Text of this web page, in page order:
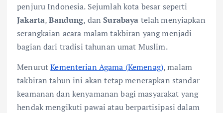
penjuru Indonesia. Sejumlah kota besar seperti
Jakarta,Bandung, danSurabaya telah menyiapkan
serangkaian acara malam takbiran yang menjadi
bagian dari tradisi tahunan umat Muslim.
MenurutKementerian Agama (Kemenag), malam
takbiran tahun ini akan tetap menerapkan standar
keamanan dan kenyamanan bagi masyarakat yang
hendak mengikuti pawai atau berpartisipasi dalam